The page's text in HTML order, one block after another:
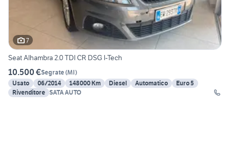
7
Seat Alhambra 2.0 TDI CR DSG I-Tech
10.500 €Segrate(MI)
Usato
06/2014 148000 Km Diesel Automatico
Euro 5
Rivenditore SATA AUTO